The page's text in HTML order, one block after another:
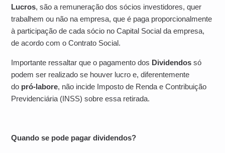
Lucros, são a remuneração dos sócios investidores, quer
trabalhem ou não na empresa, que é paga proporcionalmente
à participação de cada sócio no Capital Social da empresa,
de acordo com o Contrato Social.
Importante ressaltar que o pagamento dos Dividendos só
podem ser realizado se houver lucro e, diferentemente
do pró-labore, não incide Imposto de Renda e Contribuição
Previdenciária (INSS) sobre essa retirada.
Quando se pode pagar dividendos?